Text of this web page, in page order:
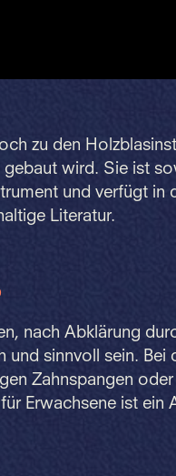
zu den
wird. Sie ist
und verfügt in
Literatur.
nach Abklärung
und sinnvoll sein. Bei
Zahnspangen
Erwachsene ist ein